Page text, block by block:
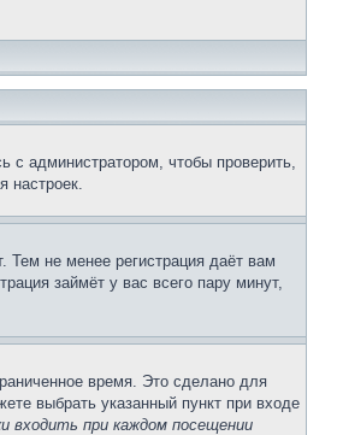
с администратором, чтобы проверить,
настроек.
Тем не менее регистрация даёт вам
займёт у вас всего пару минут,
время. Это сделано для
выбрать указанный пункт при входе
входить при каждом посещении